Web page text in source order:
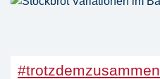
#trotzdemzusammen